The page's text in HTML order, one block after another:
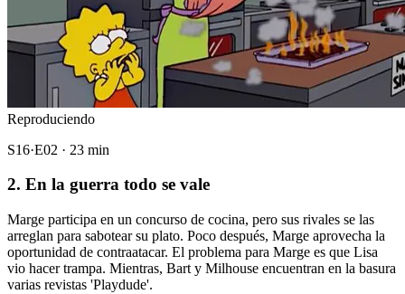
Reproduciendo
S16·E02 · 23 min
2. En la guerra todo se vale
Marge participa en un concurso de cocina, pero sus rivales se las
arreglan para sabotear su plato. Poco después, Marge aprovecha la
oportunidad de contraatacar. El problema para Marge es que Lisa
vio hacer trampa. Mientras, Bart y Milhouse encuentran en la basura
varias revistas 'Playdude'.